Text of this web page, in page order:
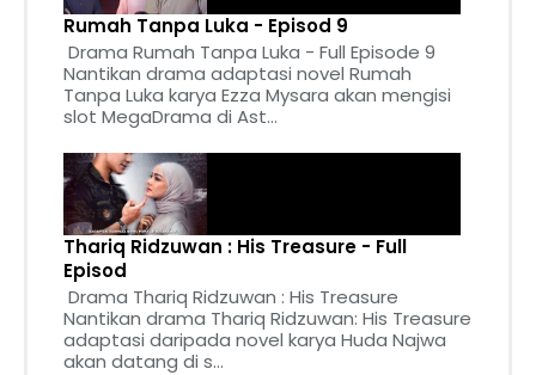
Rumah Tanpa Luka - Episod 9
Drama Rumah Tanpa Luka - Full Episode 9
Nantikan drama adaptasi novel Rumah
Tanpa Luka karya Ezza Mysara akan mengisi
slot MegaDrama di Ast...
Thariq Ridzuwan : His Treasure - Full
Episod
Drama Thariq Ridzuwan : His Treasure
Nantikan drama Thariq Ridzuwan: His Treasure
adaptasi daripada novel karya Huda Najwa
akan datang di s...